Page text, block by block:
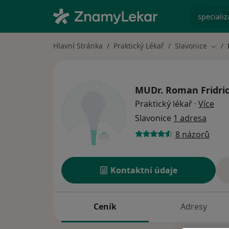
Hlavní Stránka Praktický Lékař Slavonice
MUDr. Roman
Praktický lékař · Více
Slavonice 1 adresa
8 názorů
Kontaktní údaje
Ceník Adresy